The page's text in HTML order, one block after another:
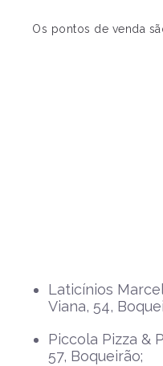
Os pontos de venda
Laticínios
Viana, 54,
Piccola Pizza &
57, Boqueirão;